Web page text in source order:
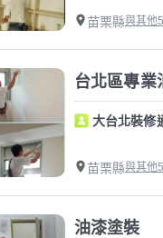
苗栗縣與其他
台北區專業
大台北裝修
苗栗縣與其他
油漆塗裝